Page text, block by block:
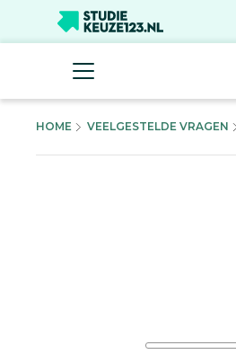
HOME VEELGESTELDE VRAGEN